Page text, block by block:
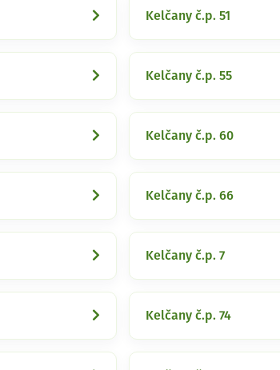
Kelčany č.p. 51
Kelčany č.p. 55
Kelčany č.p. 60
Kelčany č.p. 66
Kelčany č.p. 7
Kelčany č.p. 74